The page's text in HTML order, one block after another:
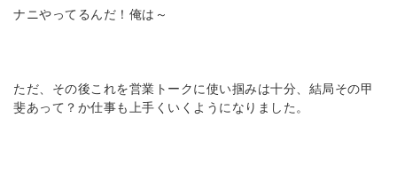
ナニやってるんだ！俺は～
ただ、その後これを営業トークに使い掴みは十分、結局その甲
斐あって？か仕事も上手くいくようになりました。